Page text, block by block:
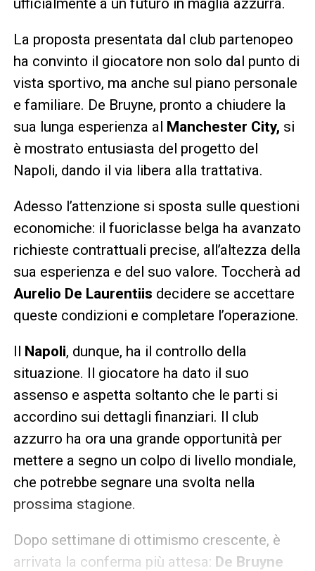
La proposta presentata dal club partenopeo
ha convinto il giocatore non solo dal punto di
vista sportivo, ma anche sul piano personale
e familiare. De Bruyne, pronto a chiudere la
sua lunga esperienza al Manchester City, si
è mostrato entusiasta del progetto del
Napoli, dando il via libera alla trattativa.
Adesso l’attenzione si sposta sulle questioni
economiche: il fuoriclasse belga ha avanzato
richieste contrattuali precise, all’altezza della
sua esperienza e del suo valore. Toccherà ad
Aurelio De Laurentiis decidere se accettare
queste condizioni e completare l’operazione.
Il Napoli, dunque, ha il controllo della
situazione. Il giocatore ha dato il suo
assenso e aspetta soltanto che le parti si
accordino sui dettagli finanziari. Il club
azzurro ha ora una grande opportunità per
mettere a segno un colpo di livello mondiale,
che potrebbe segnare una svolta nella
prossima stagione.
Dopo settimane di ottimismo crescente, è
arrivata la conferma più attesa: De Bruyne